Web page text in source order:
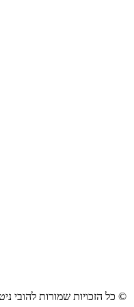
© כל הזכויות שמורות להובי